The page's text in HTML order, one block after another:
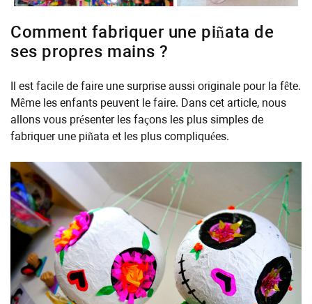
Comment fabriquer une piñata de
ses propres mains ?
Il est facile de faire une surprise aussi originale pour la fête.
Même les enfants peuvent le faire. Dans cet article, nous
allons vous présenter les façons les plus simples de
fabriquer une piñata et les plus compliquées.